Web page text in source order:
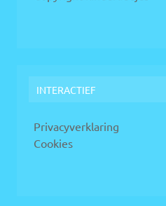
INTERACTIEF
Privacyverklaring
Cookies